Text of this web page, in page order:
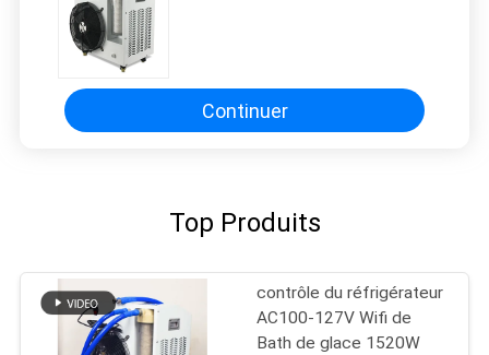
Continuer
Top Produits
contrôle du réfrigérateur
AC100-127V Wifi de
Bath de glace 1520W